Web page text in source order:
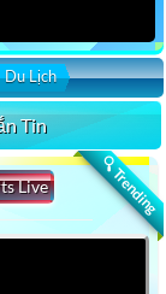
Du Lịch
Tin
🔍 Trending
Live